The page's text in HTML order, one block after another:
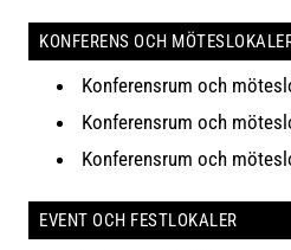
KONFERENS OCH
Konferensrum och
Konferensrum och
Konferensrum och
EVENT OCH FESTLOKALER